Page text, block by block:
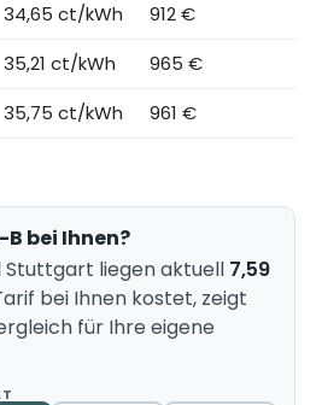
34,65 ct/kWh
912 €
35,21 ct/kWh
965 €
35,75 ct/kWh 961 €
bei Ihnen?
Stuttgart liegen aktuell 7,59
bei Ihnen kostet, zeigt
für Ihre eigene